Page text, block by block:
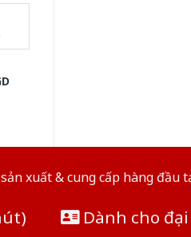
xuất & cung cấp hàng đầu
Dành cho